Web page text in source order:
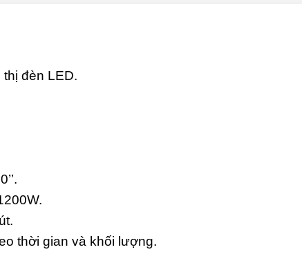
đèn LED.
thời gian và khối lượng.